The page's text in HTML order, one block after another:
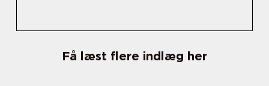
Få læst flere indlæg her